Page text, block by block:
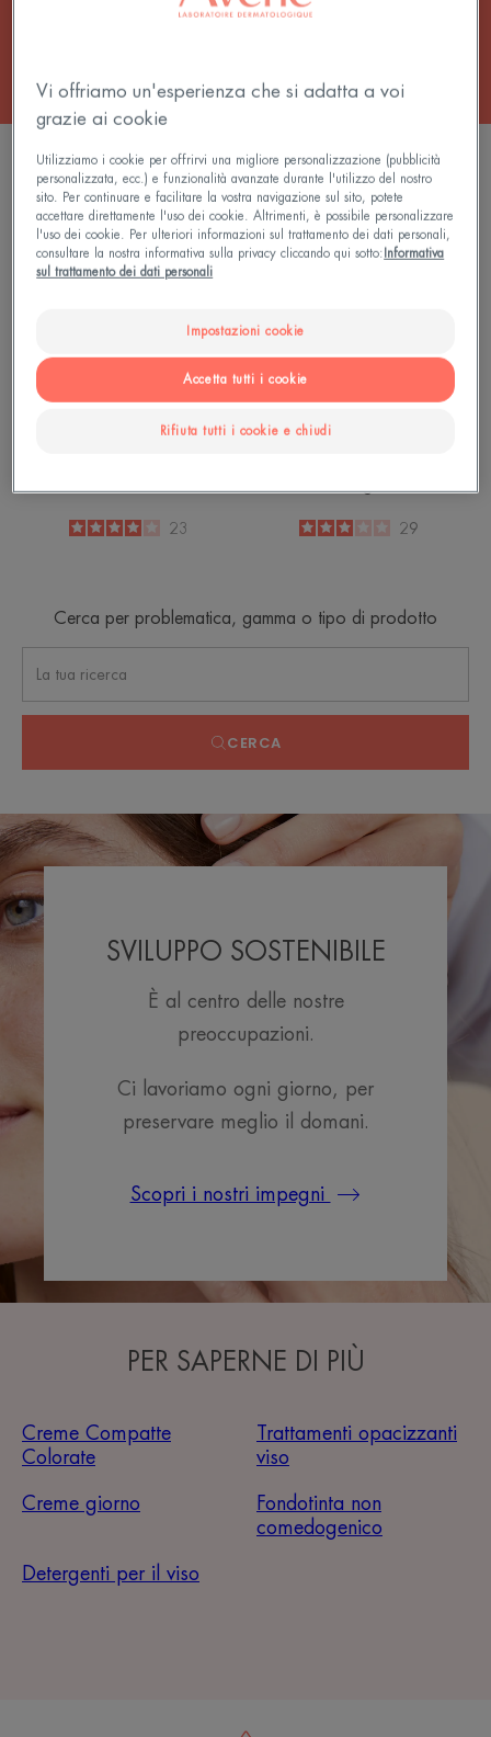
Tutti i Make-up per migliorare l’incarnato
2 risultati "Fondotinta Correttori Fluidi"
Fondotinta
Correttore
Fluido
Dorato
Couvrance
4
/
5
23
Fondotinta
Correttore
Fluido
Couvrance
3
/
5
29
Cerca per problematica, gamma o tipo di prodotto
CERCA
SVILUPPO SOSTENIBILE
È al centro delle nostre
preoccupazioni.
Ci lavoriamo ogni giorno, per
preservare meglio il domani.
Scopri i nostri impegni
PER SAPERNE DI PIÙ
Creme Compatte
Colorate
Trattamenti opacizzanti
viso
Creme giorno
Fondotinta non
comedogenico
Detergenti per il viso
Vi offriamo un'esperienza che si adatta a voi
grazie ai cookie
Utilizziamo i cookie per offrirvi una migliore personalizzazione (pubblicità
personalizzata, ecc.) e funzionalità avanzate durante l'utilizzo del nostro
sito. Per continuare e facilitare la vostra navigazione sul sito, potete
accettare direttamente l'uso dei cookie. Altrimenti, è possibile personalizzare
l'uso dei cookie. Per ulteriori informazioni sul trattamento dei dati personali,
consultare la nostra informativa sulla privacy cliccando qui sotto: Informativa
sul trattamento dei dati personali
Impostazioni cookie
Rifiuta tutti i cookie e chiudi
Accetta tutti i cookie